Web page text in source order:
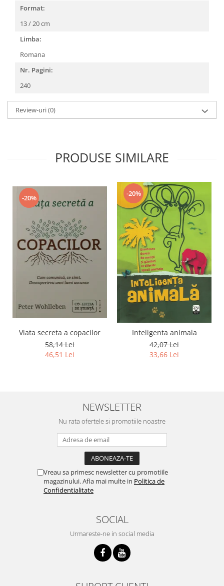
Format:
13 / 20 cm
Limba:
Romana
Nr. Pagini:
240
Review-uri(0)
PRODUSE SIMILARE
-20%
Viata secreta a copacilor
58,14 Lei
46,51 Lei
-20%
Inteligenta animala
42,07 Lei
33,66 Lei
NEWSLETTER
Nu rata ofertele si promotiile noastre
Vreau sa primesc newsletter cu promotiile
magazinului. Afla mai multe in Politica de
Confidentialitate
SOCIAL
Urmareste-ne in social media